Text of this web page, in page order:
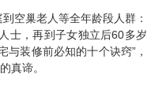
空巢老人等全年龄段人群：
士，再到子女独立后60多岁
与装修前必知的十个诀窍”，
真谛。